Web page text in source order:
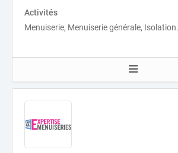
Activités
Menuiserie, Menuiserie générale, Isolation.